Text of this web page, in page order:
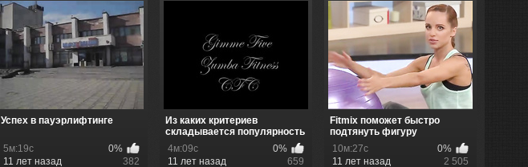
Успех в пауэрлифтинге
5м:19с
0%
11 лет назад
382
Из каких критериев
складывается популярность
латиноа...
4м:09с
0%
11 лет назад
659
Fitmix поможет быстро
подтянуть фигуру
10м:27с
0%
11 лет назад
2 505